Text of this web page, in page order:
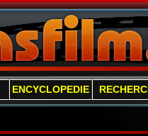
ENCYCLOPEDIE